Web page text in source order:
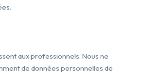
aux professionnels. Nous ne
de données personnelles de